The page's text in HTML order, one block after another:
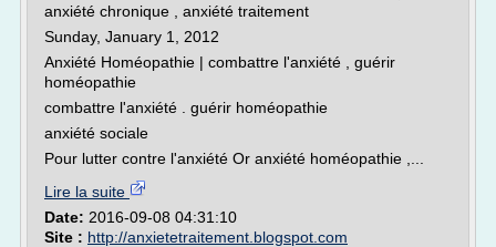
anxiété chronique , anxiété traitement
Sunday, January 1, 2012
Anxiété Homéopathie | combattre l'anxiété , guérir
homéopathie
combattre l'anxiété . guérir homéopathie
anxiété sociale
Pour lutter contre l'anxiété Or anxiété homéopathie ,...
Lire la suite
Date: 2016-09-08 04:31:10
Site : http://anxietetraitement.blogspot.com